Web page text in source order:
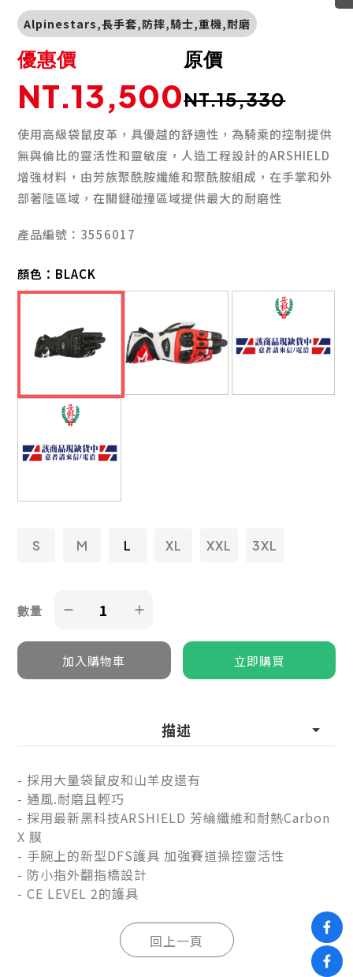
Alpinestars,長手套,防摔,騎士,重機,耐磨
原價
NT.15,330
優惠價
NT.13,500
使用高級袋鼠皮革，具優越的舒適性，為騎乘的控制提供
無與倫比的靈活性和靈敏度，人造工程設計的ARSHIELD
增強材料，由芳族聚酰胺纖維和聚酰胺組成，在手掌和外
部著陸區域，在關鍵碰撞區域提供最大的耐磨性
產品編號：3556017
顏色： BLACK
S M L XL XXL 3XL
數量
描述
- 採用大量袋鼠皮和山羊皮還有
- 通風.耐磨且輕巧
- 採用最新黑科技ARSHIELD 芳綸纖維和耐熱Carbon
X 膜
- 手腕上的新型DFS護具 加強賽道操控靈活性
- 防小指外翻指橋設計
-CE LEVEL 2的護具